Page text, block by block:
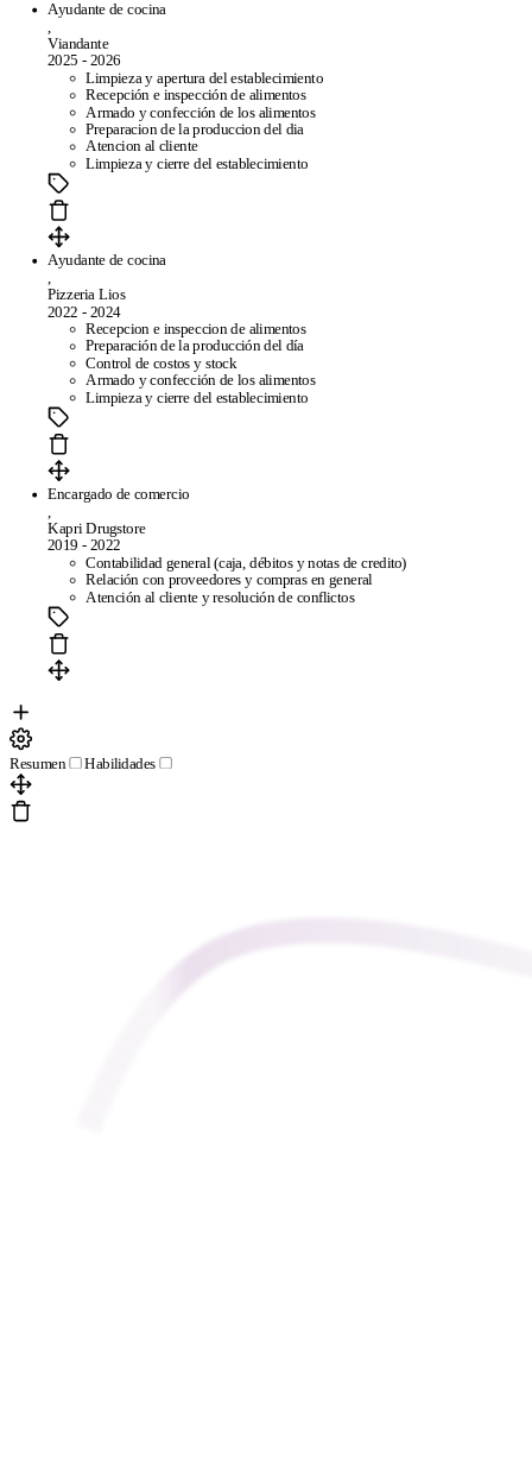
Ayudante de cocina
Viandante
2025 - 2026
Limpieza y apertura del establecimiento
Recepción e inspección de alimentos
Armado y confección de los alimentos
Preparacion de la produccion del dia
Atencion al cliente
Limpieza y cierre del establecimiento
Ayudante de cocina
Pizzeria Lios
2022 - 2024
Recepcion e inspeccion de alimentos
Preparación de la producción del día
Control de costos y stock
Armado y confección de los alimentos
Limpieza y cierre del establecimiento
Encargado de comercio
Kapri Drugstore
2019 - 2022
Contabilidad general (caja, débitos y notas de credito)
Relación con proveedores y compras en general
Atención al cliente y resolución de conflictos
Resumen Habilidades